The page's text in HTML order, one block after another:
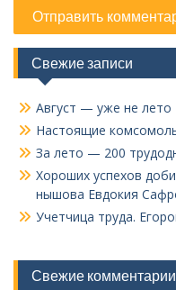
Свежие записи
Август — уже не лето
Настоящие
За лето — 200
Хороших успехов
нышова Евдокия
Учетчица труда.
Свежие комментарии